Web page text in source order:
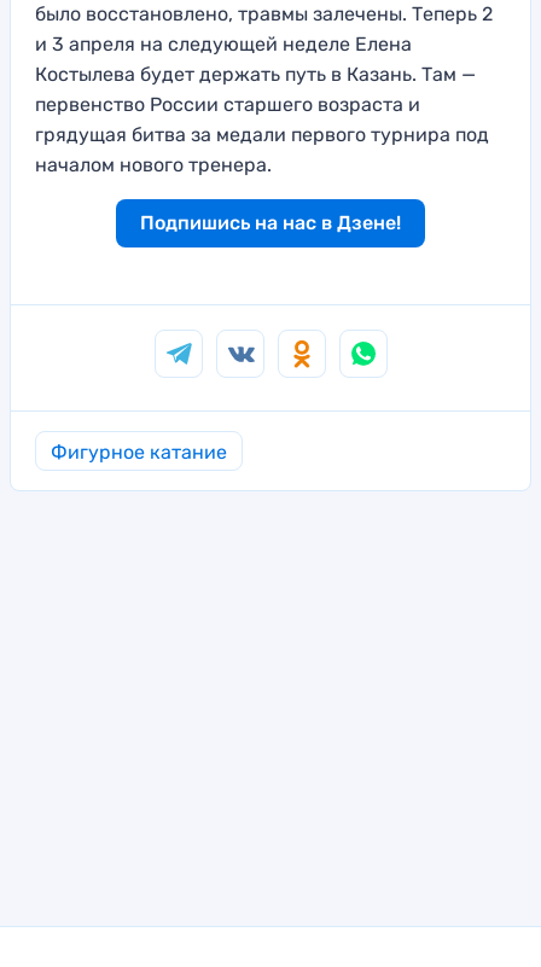
было восстановлено, травмы залечены. Теперь 2
и 3 апреля на следующей неделе Елена
Костылева будет держать путь в Казань. Там —
первенство России старшего возраста и
грядущая битва за медали первого турнира под
началом нового тренера.
Подпишись на нас в Дзене!
Фигурное катание